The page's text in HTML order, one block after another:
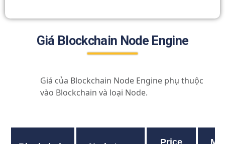
Giá Blockchain Node Engine
Giá của Blockchain Node Engine phụ thuộc
vào Blockchain và loại Node.